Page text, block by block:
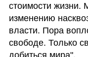
стоимости
изменению
власти. Пора
свободе. Только
добиться мира".